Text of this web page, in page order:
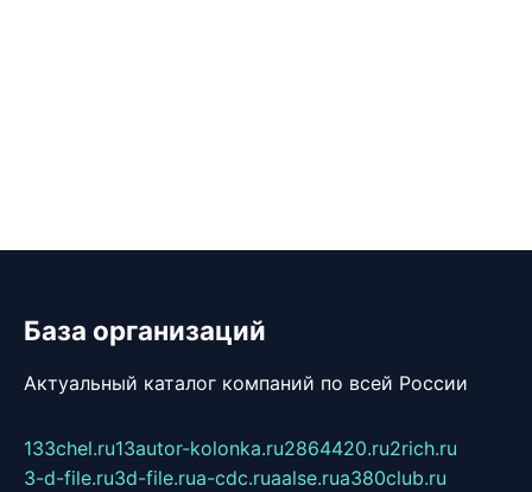
База организаций
Актуальный каталог компаний по всей России
133chel.ru13autor-kolonka.ru2864420.ru2rich.ru
3-d-file.ru3d-file.rua-cdc.ruaalse.rua380club.ru